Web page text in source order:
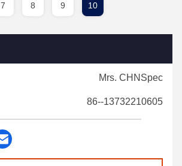
7 8 9 10
Mrs. CHNSpec
86--13732210605